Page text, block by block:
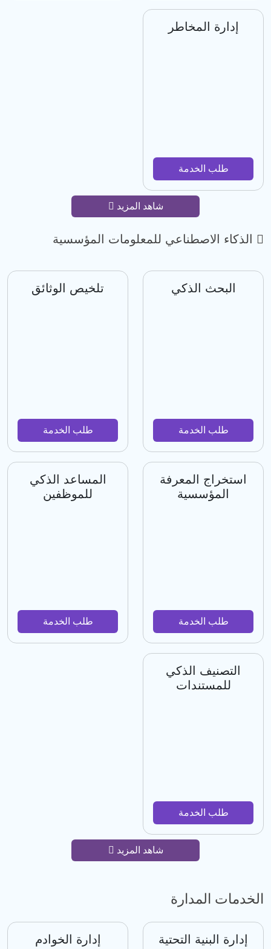
إدارة المخاطر
طلب الخدمة
شاهد المزيد
الذكاء الاصطناعي للمعلومات المؤسسية
البحث الذكي
طلب الخدمة
تلخيص الوثائق
طلب الخدمة
استخراج المعرفة
المؤسسية
طلب الخدمة
المساعد الذكي
للموظفين
طلب الخدمة
التصنيف الذكي
للمستندات
طلب الخدمة
شاهد المزيد
الخدمات المدارة
إدارة البنية التحتية إدارة الخوادم